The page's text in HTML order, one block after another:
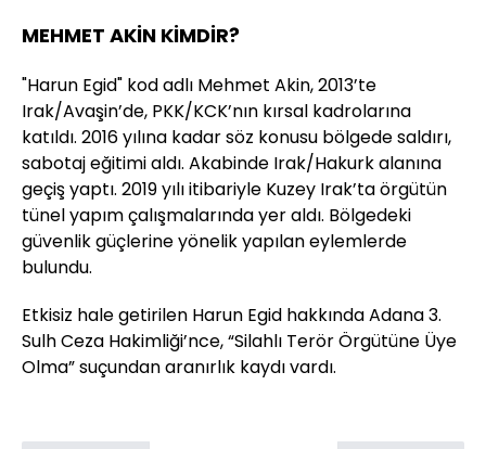
MEHMET AKİN KİMDİR?
"Harun Egid" kod adlı Mehmet Akin, 2013’te
Irak/Avaşin’de, PKK/KCK’nın kırsal kadrolarına
katıldı. 2016 yılına kadar söz konusu bölgede saldırı,
sabotaj eğitimi aldı. Akabinde Irak/Hakurk alanına
geçiş yaptı. 2019 yılı itibariyle Kuzey Irak’ta örgütün
tünel yapım çalışmalarında yer aldı. Bölgedeki
güvenlik güçlerine yönelik yapılan eylemlerde
bulundu.
Etkisiz hale getirilen Harun Egid hakkında Adana 3.
Sulh Ceza Hakimliği’nce, “Silahlı Terör Örgütüne Üye
Olma” suçundan aranırlık kaydı vardı.